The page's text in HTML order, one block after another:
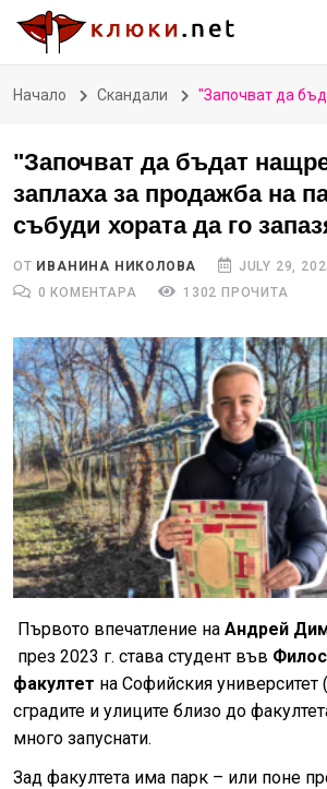
Начало Скандали "Започват да бъдат нащрек". Как заплаха за
"Започват да бъдат
заплаха за продажба на
събуди хората да го
ОТ ИВАНИНА НИКОЛОВА
JULY 29,
0 КОМЕНТАРА
1302 ПРОЧИТА
Първото впечатление на Андрей
през 2023 г. става студент във
факултет на Софийския университет (
сградите и улиците близо до
много запуснати.
Зад факултета има парк – или поне